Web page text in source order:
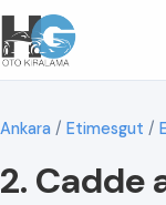
Ankara / Etimesgut /
2. Cadde